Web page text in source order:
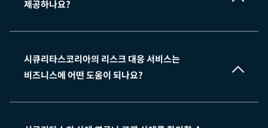
제공하나요?
시큐리타스코리아의 리스크 대응 서비스는
비즈니스에 어떤 도움이 되나요?